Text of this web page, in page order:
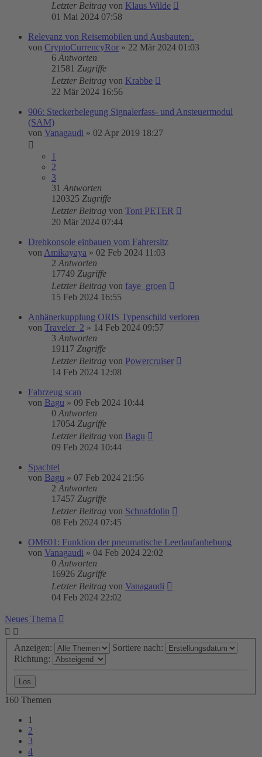
Letzter Beitrag von Klaus Wilde
01 Mai 2024 07:58
Relevanz von Reisemobilen und Ausbauten:.
von CryptoCurrencyRor » 22 Mär 2024 01:03
6 Antworten
21581 Zugriffe
Letzter Beitrag von Krabbe
22 Mär 2024 16:56
906: Steckerbelegung Signalerfass- und Ansteuermodul
(SAM)
von Vanagaudi » 02 Apr 2019 18:27
1
2
3
31 Antworten
120325 Zugriffe
Letzter Beitrag von Toni PETER
20 Mär 2024 07:44
Drehkonsole einbauen vom Fahrersitz
von Amikayaya » 02 Feb 2024 11:03
2 Antworten
17749 Zugriffe
Letzter Beitrag von faye_groen
15 Feb 2024 16:55
Anhänerkupplung ORIS Typenschild verloren
von Traveler_2 » 14 Feb 2024 09:57
3 Antworten
19117 Zugriffe
Letzter Beitrag von Powercruiser
14 Feb 2024 12:08
Fahrzeug scan
von Bagu » 09 Feb 2024 10:44
0 Antworten
17054 Zugriffe
Letzter Beitrag von Bagu
09 Feb 2024 10:44
Spachtel
von Bagu » 07 Feb 2024 21:56
2 Antworten
17457 Zugriffe
Letzter Beitrag von Schnafdolin
08 Feb 2024 07:45
OM601: Funktion der pneumatische Leerlaufanhebung
von Vanagaudi » 04 Feb 2024 22:02
0 Antworten
16926 Zugriffe
Letzter Beitrag von Vanagaudi
04 Feb 2024 22:02
Neues Thema
Anzeigen:
Sortiere nach:
Richtung:
160 Themen
1
2
3
4